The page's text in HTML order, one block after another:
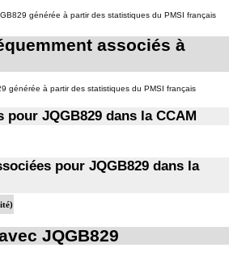
générée à partir des statistiques du PMSI français
associés à
générée à partir des statistiques du PMSI français
JQGB829 dans la CCAM
pour JQGB829 dans la
JQGB829